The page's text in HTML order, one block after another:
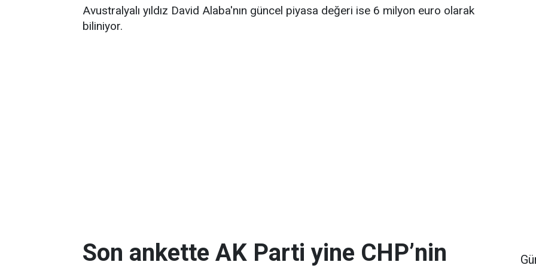
Avustralyalı yıldız David Alaba'nın güncel piyasa değeri ise 6 milyon euro olarak
biliniyor.
Son ankette AK Parti yine CHP’nin